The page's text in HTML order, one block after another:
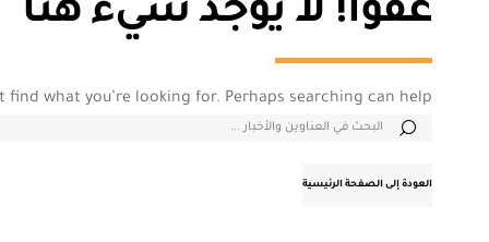
عفواً! لا يوجد شيء هنا
find what you’re looking for. Perhaps searching can help.
العودة إلى الصفحة الرئيسية